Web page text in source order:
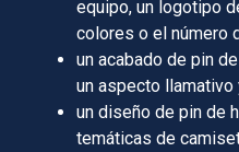
equipo, un logotipo
colores o el número
un acabado de pin
un aspecto llamativo
un diseño de pin de
temáticas de